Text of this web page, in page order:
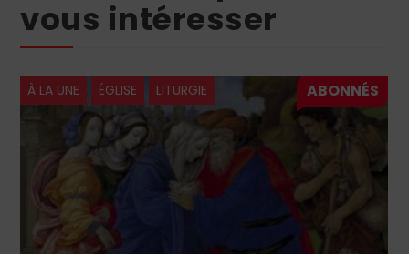
vous intéresser
À LA UNE ÉGLISE LITURGIE